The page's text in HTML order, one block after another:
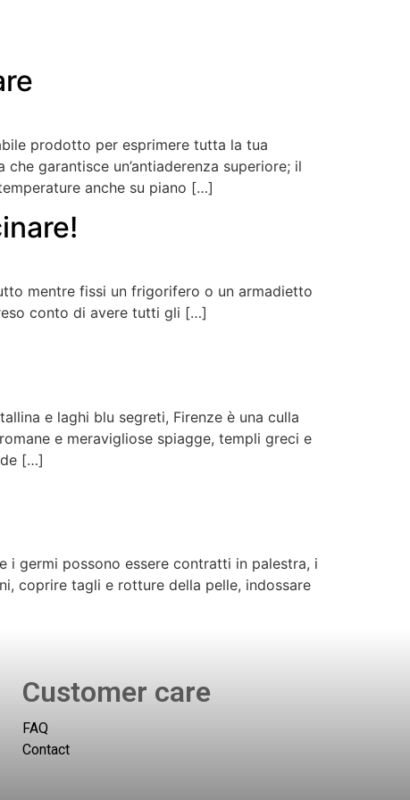
prodotto per esprimere tutta la tua
garantisce un’antiaderenza superiore; il
anche su piano […]
mentre fissi un frigorifero o un armadietto
conto di avere tutti gli […]
e laghi blu segreti, Firenze è una culla
e meravigliose spiagge, templi greci e
[…]
i germi possono essere contratti in palestra, i
coprire tagli e rotture della pelle, indossare
Customer care
FAQ
Contact